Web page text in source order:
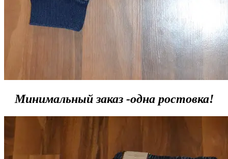
Минимальный заказ -одна ростовка!